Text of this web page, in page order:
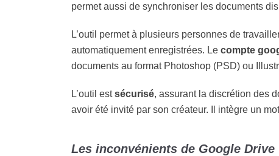
permet aussi de synchroniser les documents
L’outil permet à plusieurs personnes de
automatiquement enregistrées. Le compte
documents au format Photoshop (PSD) ou
L’outil estsécurisé, assurant la discrétion des
avoir été invité par son créateur. Il intègre un
Les inconvénients de Google Drive